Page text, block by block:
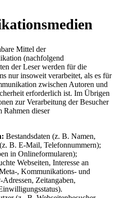
Mittel der
(nachfolgend
der Leser werden für die
nur insoweit verarbeitet, als es für
zwischen Autoren und
erforderlich ist. Im Übrigen
zur Verarbeitung der Besucher
Rahmen dieser
Bestandsdaten (z. B. Namen,
B. E-Mail, Telefonnummern);
in Onlineformularen);
Webseiten, Interesse an
, Kommunikations- und
Zeitangaben,